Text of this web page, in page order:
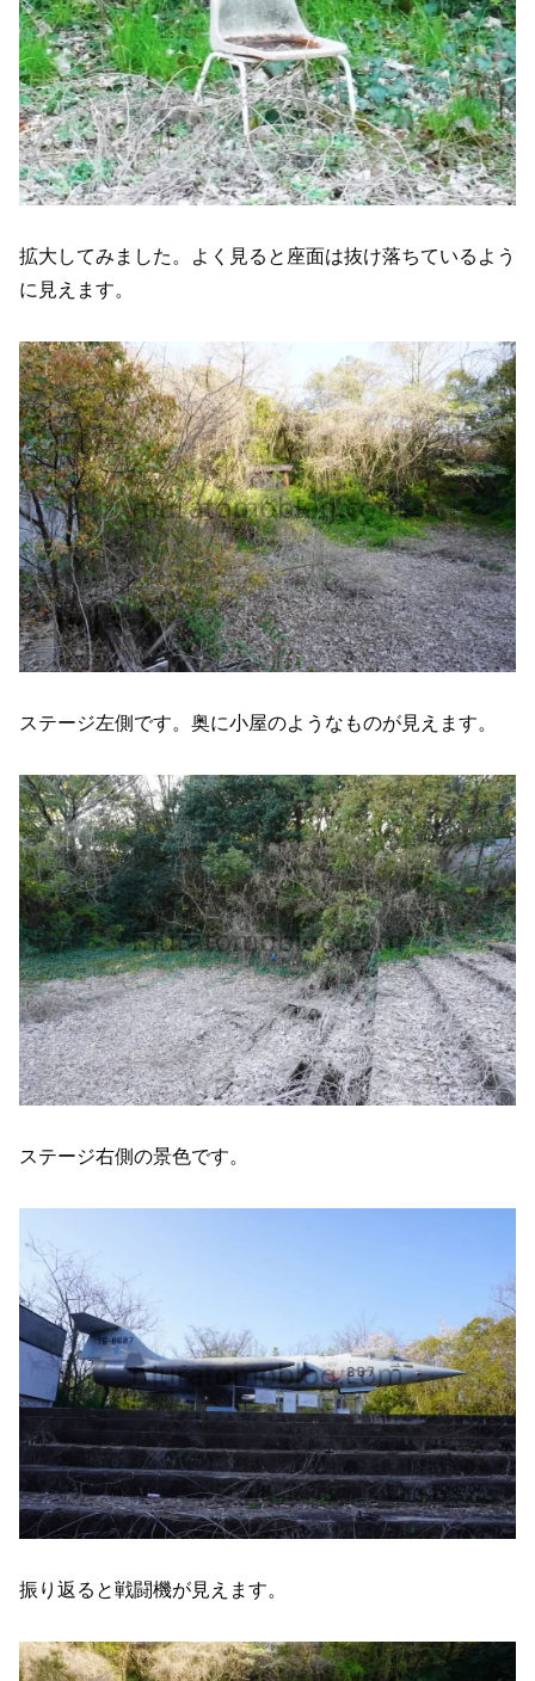
拡大してみました。よく見ると座面は抜け落ちているよう
に見えます。
ステージ左側です。奥に小屋のようなものが見えます。
ステージ右側の景色です。
振り返ると戦闘機が見えます。